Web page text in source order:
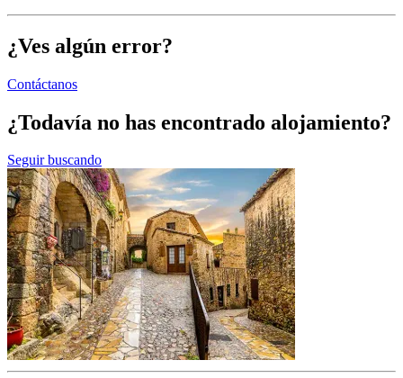
¿Ves algún error?
Contáctanos
¿Todavía no has encontrado alojamiento?
Seguir buscando